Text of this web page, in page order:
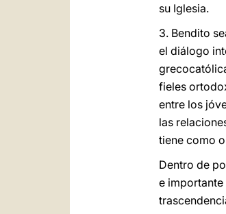
su Iglesia.
3. Bendito
el diálogo
fieles
entre los
las
tiene como
Dentro de
e importante